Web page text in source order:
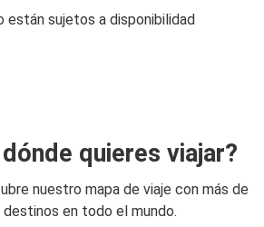
están sujetos a disponibilidad
quieres viajar?
nuestro mapa de viaje con más de
en todo el mundo.